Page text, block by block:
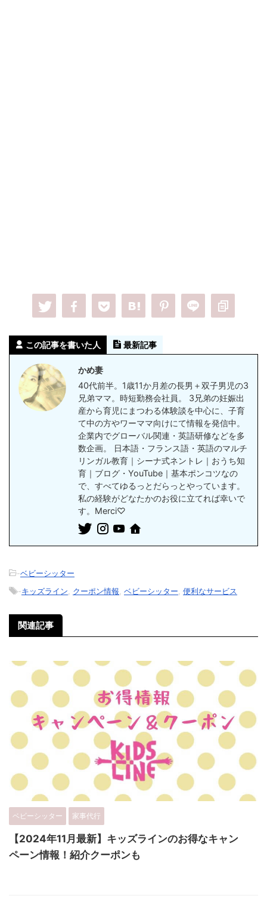
この記事を書いた人 最新記事
かめ妻
40代前半。1歳11か月差の長男＋双子男児の3
兄弟ママ。時短勤務会社員。 3兄弟の妊娠出
産から育児にまつわる体験談を中心に、子育
て中の方やワーママ向けにて情報を発信中。
企業内でグローバル関連・英語研修などを多
数企画。 日本語・フランス語・英語のマルチ
リンガル教育｜シーナ式ネントレ｜おうち知
育｜ブログ・YouTube｜基本ポンコツなの
で、すべてゆるっとだらっとやっています。
私の経験がどなたかのお役に立てれば幸いで
す。Merci♡
-ベビーシッター
-キッズライン クーポン情報 ベビーシッター 便利なサービス
関連記事
ベビーシッター 家事代行
【2024年11月最新】キッズラインのお得なキャン
ペーン情報！紹介クーポンも